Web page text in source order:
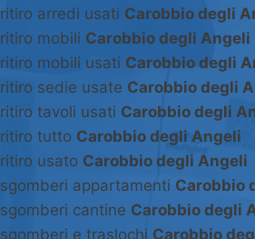
ritiro arredi usati Carobbio degli
ritiro mobili Carobbio degli Angeli
ritiro mobili usati Carobbio degli
ritiro sedie usate Carobbio degli
ritiro tavoli usati Carobbio degli
ritiro tutto Carobbio degli Angeli
ritiro usato Carobbio degli Angeli
sgomberi appartamenti Carobbio
sgomberi cantine Carobbio degli
sgomberi e traslochi Carobbio